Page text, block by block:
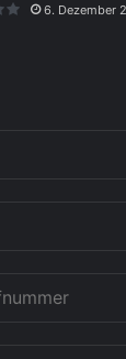
6. Dezember